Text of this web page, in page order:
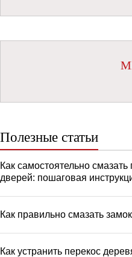
Полезные статьи
Как самостоятельно
дверей: пошаговая
Как правильно смазать
Как устранить перекос